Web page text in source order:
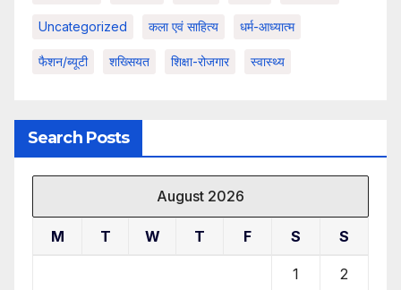
Uncategorized कला एवं साहित्य धर्म-आध्यात्म
फैशन/ब्यूटी शख्सियत शिक्षा-रोजगार स्वास्थ्य
Search Posts
August 2026
M T W T F S S
1 2